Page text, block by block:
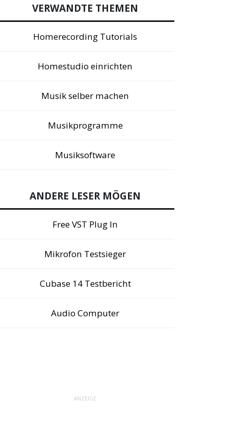
VERWANDTE THEMEN
Homerecording Tutorials
Homestudio einrichten
Musik selber machen
Musikprogramme
Musiksoftware
ANDERE LESER MÖGEN
Free VST Plug In
Mikrofon Testsieger
Cubase 14 Testbericht
Audio Computer
ANZEIGE